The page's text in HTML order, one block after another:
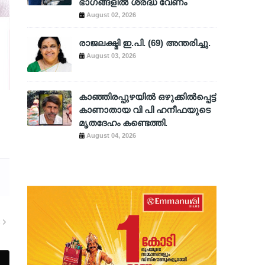
ഭാഗങ്ങളിൽ ശ്രദ്ധ വേണം
August 02, 2026
രാജലക്ഷ്മി ഇ.പി. (69) അന്തരിച്ചു.
August 03, 2026
കാഞ്ഞിരപ്പുഴയിൽ ഒഴുക്കിൽപ്പെട്ട്
കാണാതായ വി പി ഹനീഫയുടെ
മൃതദേഹം കണ്ടെത്തി.
August 04, 2026